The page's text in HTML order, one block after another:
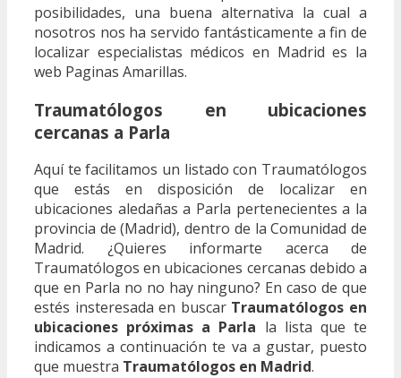
posibilidades, una buena alternativa la cual a
nosotros nos ha servido fantásticamente a fin de
localizar especialistas médicos en Madrid es la
web Paginas Amarillas.
Traumatólogos en ubicaciones
cercanas a Parla
Aquí te facilitamos un listado con Traumatólogos
que estás en disposición de localizar en
ubicaciones aledañas a Parla pertenecientes a la
provincia de (Madrid), dentro de la Comunidad de
Madrid. ¿Quieres informarte acerca de
Traumatólogos en ubicaciones cercanas debido a
que en Parla no no hay ninguno? En caso de que
estés insteresada en buscar Traumatólogos en
ubicaciones próximas a Parla la lista que te
indicamos a continuación te va a gustar, puesto
que muestra Traumatólogos en Madrid.